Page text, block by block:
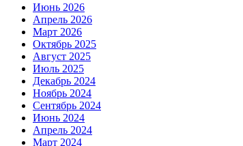
Июнь 2026
Апрель 2026
Март 2026
Октябрь 2025
Август 2025
Июль 2025
Декабрь 2024
Ноябрь 2024
Сентябрь 2024
Июнь 2024
Апрель 2024
Март 2024